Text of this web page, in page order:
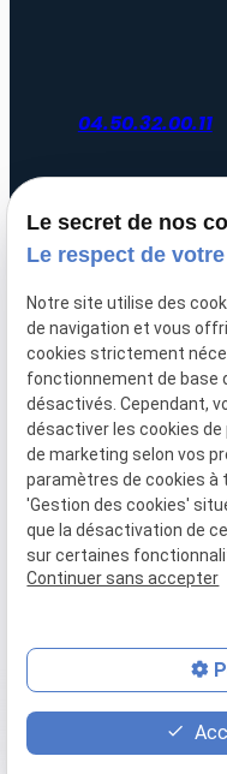
04.50.32.00.11
de 8h30 à
SIRET :
place
Plan d'accès
Le secret de nos
Le respect de
Notre site utilise des
de navigation et vous
cookies strictement
fonctionnement de base
désactivés. Cependant,
désactiver les cookies
de marketing selon vos
paramètres de cookies à
'Gestion des cookies'
que la désactivation de
sur certaines
Continuer sans accepter